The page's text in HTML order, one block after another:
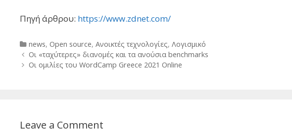
Πηγή άρθρου: https://www.zdnet.com/
Categories
news, Open source, Ανοικτές τεχνολογίες, Λογισμικό
Post
navigation
Οι «ταχύτερες» διανομές και τα ανούσια benchmarks
Οι ομιλίες του WordCamp Greece 2021 Online
Leave a Comment